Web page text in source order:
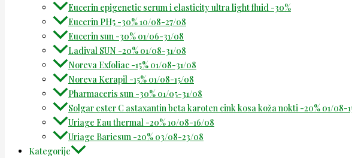
Eucerin epigenetic serum i elasticity ultra light fluid -30%
Eucerin PH5 -30% 10/08-27/08
Eucerin sun -30% 01/06-31/08
Ladival SUN -20% 01/08-31/08
Noreva Exfoliac -15% 01/08-31/08
Noreva Kerapil -15% 01/08-15/08
Pharmaceris sun -30% 01/05-31/08
Solgar ester C astaxantin beta karoten cink kosa koža nokti -20% 01/08-
Uriage Eau thermal -20% 10/08-16/08
Uriage Bariesun -20% 03/08-23/08
Kategorije